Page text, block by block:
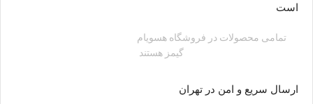
است
تمامی محصولات در فروشگاه هسویام
گیمز هستند
ارسال سریع و امن در تهران